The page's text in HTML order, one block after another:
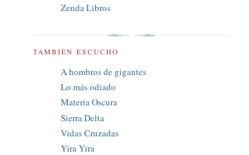
Zenda Libros
TAMBIÉN ESCUCHO
A hombros de gigantes
Lo más odiado
Materia Oscura
Sierra Delta
Vidas Cruzadas
Yira Yira